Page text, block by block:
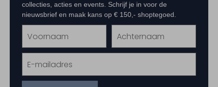
collecties, acties en events. Schrijf je in voor de
nieuwsbrief en maak kans op € 150,- shoptegoed.